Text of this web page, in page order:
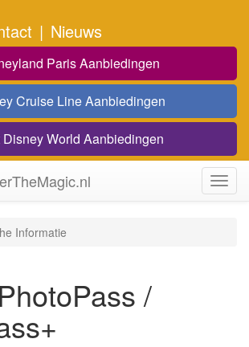
| Nieuws
Paris Aanbiedingen
Cruise Line Aanbiedingen
Disney World Aanbiedingen
Informatie
/